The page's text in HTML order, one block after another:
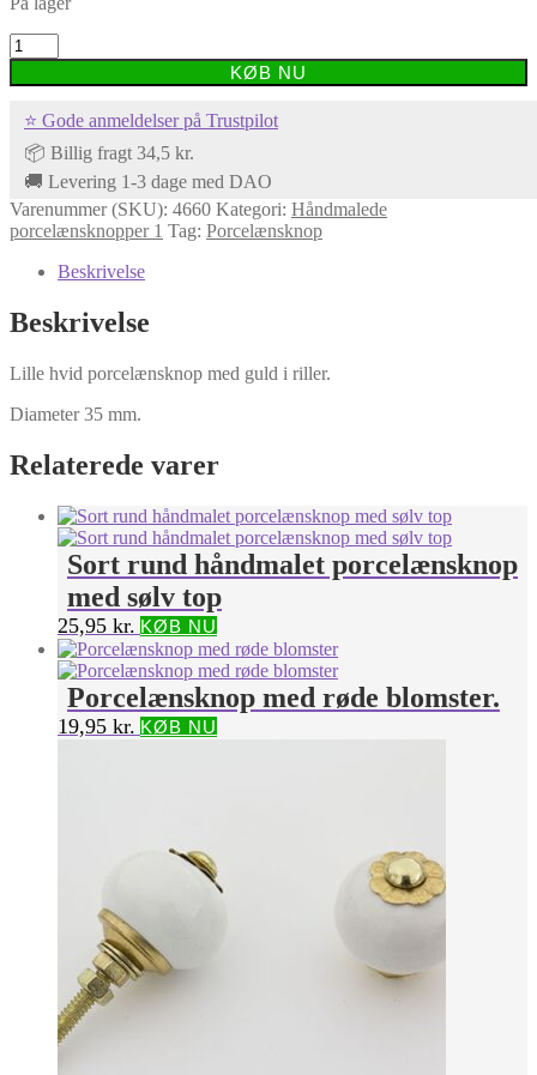
Lille
hvid
håndmalet
med
guld
riller
antal
KØB NU
⭐ Gode anmeldelser på Trustpilot
📦 Billig fragt 34,5 kr.
🚚 Levering 1-3 dage med DAO
Varenummer (SKU): 4660 Kategori: Håndmalede
porcelænsknopper 1 Tag: Porcelænsknop
Beskrivelse
Beskrivelse
Lille hvid porcelænsknop med guld i riller.
Diameter 35 mm.
Relaterede varer
Sort rund håndmalet porcelænsknop
med sølv top
25,95 kr. KØB NU
Porcelænsknop med røde blomster.
19,95 kr. KØB NU